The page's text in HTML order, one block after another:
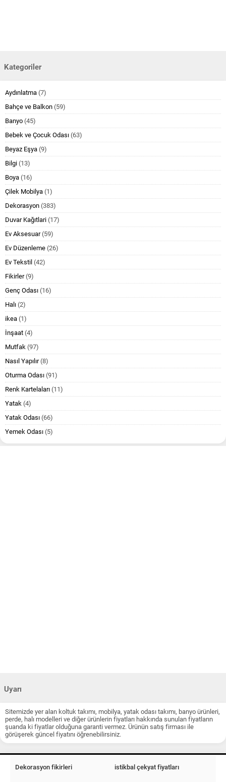
Kategoriler
Aydınlatma (7)
Bahçe ve Balkon (59)
Banyo (45)
Bebek ve Çocuk Odası (63)
Beyaz Eşya (9)
Bilgi (13)
Boya (16)
Çilek Mobilya (1)
Dekorasyon (383)
Duvar Kağıtlari (17)
Ev Aksesuar(59)
Ev Düzenleme (26)
Ev Tekstil (42)
Fikirler(9)
Genç Odası (16)
Halı (2)
ikea (1)
İnşaat (4)
Mutfak (97)
Nasıl Yapılır(8)
Oturma Odası (91)
Renk Kartelaları (11)
Yatak (4)
Yatak Odası (66)
Yemek Odası (5)
Uyarı
Sitemizde yer alan koltuk takımı, mobilya, yatak odası takımı, banyo ürünleri,
perde, halı modelleri ve diğer ürünlerin fiyatları hakkında sunulan fiyatların
şuanda ki fiyatlar olduğuna garanti vermez. Ürünün satış firması ile
görüşerek güncel fiyatını öğrenebilirsiniz.
Dekorasyon fikirleri istikbal çekyat fiyatları